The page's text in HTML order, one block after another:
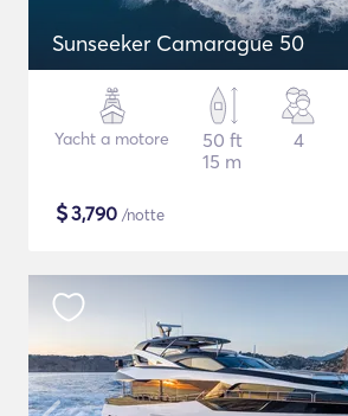
Sunseeker Camarague 50
Yacht a motore
50 ft
15 m
4
$3,790 /notte